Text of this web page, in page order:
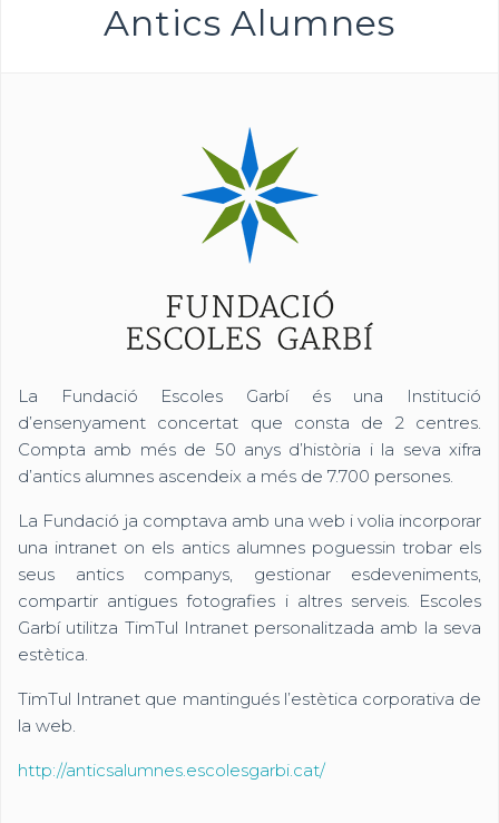
Antics Alumnes
La Fundació Escoles Garbí és una Institució
d’ensenyament concertat que consta de 2 centres.
Compta amb més de 50 anys d’història i la seva xifra
d’antics alumnes ascendeix a més de 7.700 persones.
La Fundació ja comptava amb una web i volia incorporar
una intranet on els antics alumnes poguessin trobar els
seus antics companys, gestionar esdeveniments,
compartir antigues fotografies i altres serveis. Escoles
Garbí utilitza TimTul Intranet personalitzada amb la seva
estètica.
TimTul Intranet que mantingués l’estètica corporativa de
la web.
http://anticsalumnes.escolesgarbi.cat/